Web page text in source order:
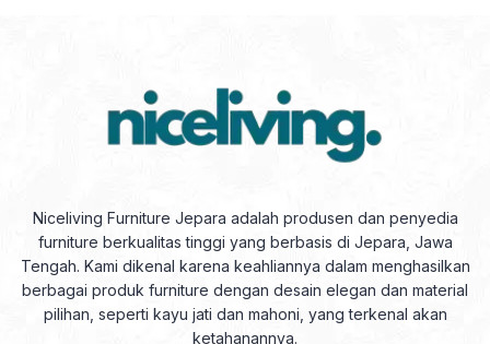
Niceliving Furniture Jepara adalah produsen dan penyedia
furniture berkualitas tinggi yang berbasis di Jepara, Jawa
Tengah. Kami dikenal karena keahliannya dalam menghasilkan
berbagai produk furniture dengan desain elegan dan material
pilihan, seperti kayu jati dan mahoni, yang terkenal akan
ketahanannya.